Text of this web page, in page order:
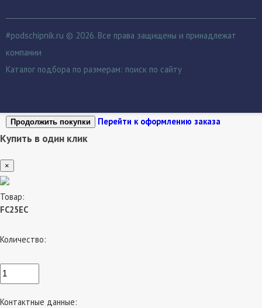
#podschipnik.ru © 2026. Все права защищены и принадлежат
компании
Каталог подбора по размерам: поиск по сайту
Продолжить покупки Перейти к оформлению заказа
Купить в один клик
×
Товар:
FC25EC
Количество:
Контактные данные: